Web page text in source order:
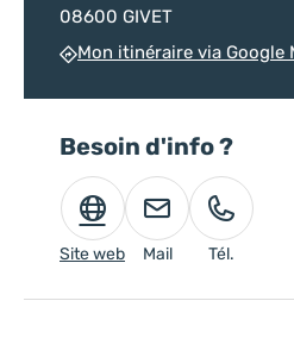
08600 GIVET
Mon itinéraire via Google
Besoin d'info ?
Site web Mail Tél.